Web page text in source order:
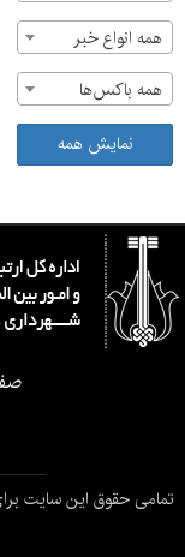
همه انواع خبر
همه باکس‌ها
نمایش همه
تمامی حقوق این سایت